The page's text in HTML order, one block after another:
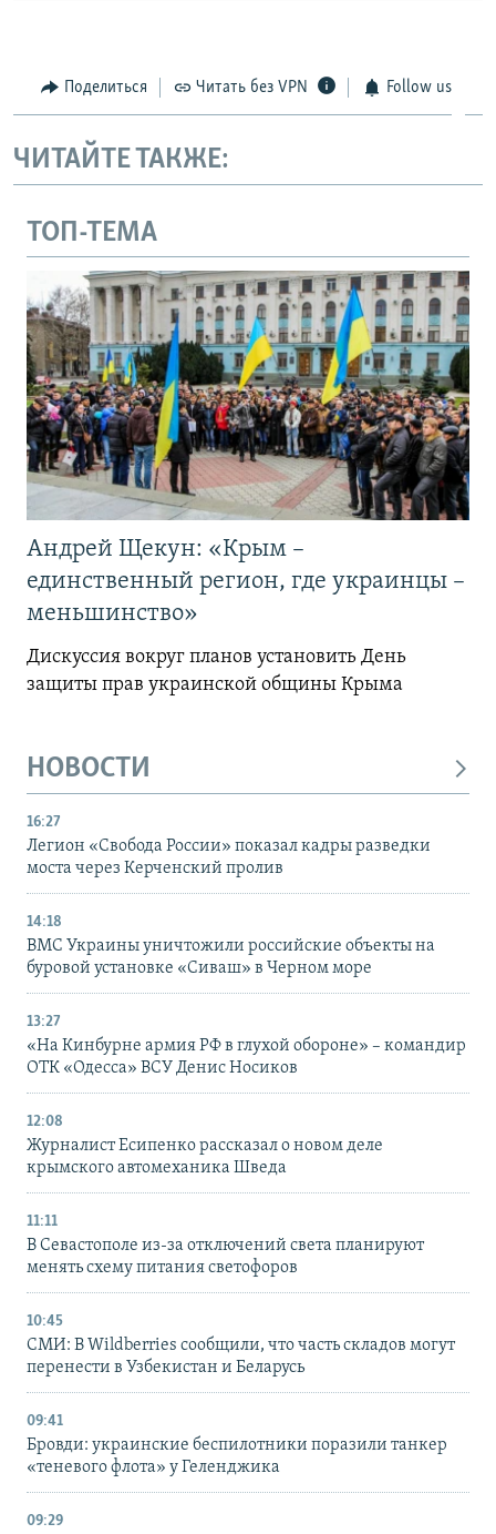
Поделиться Читать без VPN Follow us
ЧИТАЙТЕ ТАКЖЕ:
ТОП-ТЕМА
Андрей Щекун: «Крым –
единственный регион, где украинцы –
меньшинство»
Дискуссия вокруг планов установить День
защиты прав украинской общины Крыма
НОВОСТИ
16:27
Легион «Свобода России» показал кадры разведки
моста через Керченский пролив
14:18
ВМС Украины уничтожили российские объекты на
буровой установке «Сиваш» в Черном море
13:27
«На Кинбурне армия РФ в глухой обороне» – командир
ОТК «Одесса» ВСУ Денис Носиков
12:08
Журналист Есипенко рассказал о новом деле
крымского автомеханика Шведа
11:11
В Севастополе из-за отключений света планируют
менять схему питания светофоров
10:45
СМИ: В Wildberries сообщили, что часть складов могут
перенести в Узбекистан и Беларусь
09:41
Бровди: украинские беспилотники поразили танкер
«теневого флота» у Геленджика
09:29